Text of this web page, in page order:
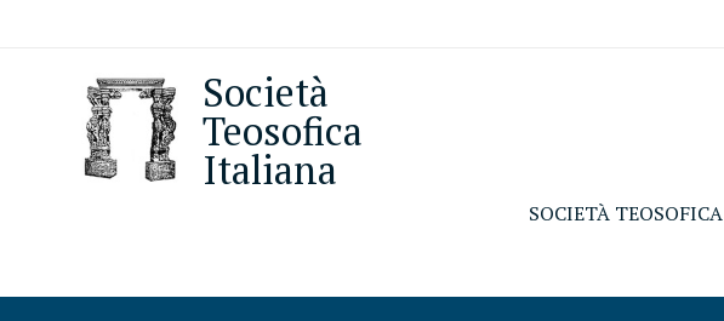
Società
Teosofica
Italiana
SOCIETÀ TEOSOFICA